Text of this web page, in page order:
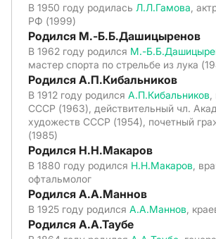
В 1950 году родилась Л.Л.Гамова ,
РФ (1999)
Родился М.-Б.Б.Дашицыренов
В 1962 году родился М.-
мастер спорта по стрельбе из лука
Родился А.П.Кибальников
В 1912 году родился А.П.Кибальников
СССР (1963), действительный чл.
художеств СССР (1954), почетный
(1985)
Родился Н.Н.Макаров
В 1880 году родился Н.Н.Макаров ,
офтальмолог
Родился А.А.Маннов
В 1925 году родился А.А.Маннов ,
Родился А.А.Таубе